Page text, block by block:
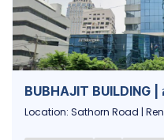
BUBHAJIT BUILDING
Location: Sathorn Road |